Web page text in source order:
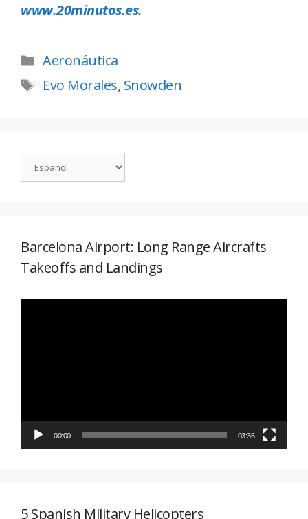
www.20minutos.es.
Aeronáutica
Evo Morales, Snowden
Barcelona Airport: Long Range Aircrafts
Takeoffs and Landings
00:00 03:36
5 Spanish Military Helicopters